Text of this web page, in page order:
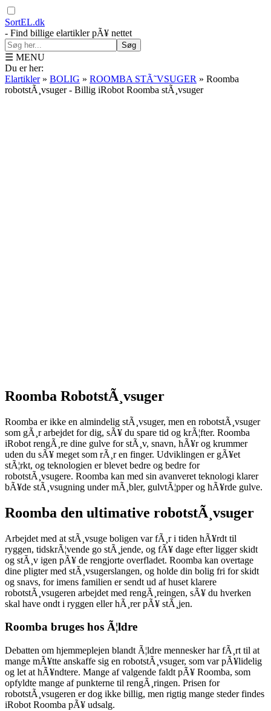
SortEL.dk
- Find billige elartikler pÃ¥ nettet
Søg
☰ MENU
Du er her:
Elartikler» BOLIG » ROOMBA STÃ˜VSUGER » Roomba
robotstÃ¸vsuger - Billig iRobot Roomba stÃ¸vsuger
Roomba RobotstÃ¸vsuger
Roomba er ikke en almindelig stÃ¸vsuger, men en robotstÃ¸vsuger
som gÃ¸r arbejdet for dig, sÃ¥ du spare tid og krÃ¦fter. Roomba
iRobot rengÃ¸re dine gulve for stÃ¸v, snavn, hÃ¥r og krummer
uden du sÃ¥ meget som rÃ¸r en finger. Udviklingen er gÃ¥et
stÃ¦rkt, og teknologien er blevet bedre og bedre for
robotstÃ¸vsugere. Roomba kan med sin avanveret teknologi klarer
bÃ¥de stÃ¸vsugning under mÃ¸bler, gulvtÃ¦pper og hÃ¥rde gulve.
Roomba den ultimative robotstÃ¸vsuger
Arbejdet med at stÃ¸vsuge boligen var fÃ¸r i tiden hÃ¥rdt til
ryggen, tidskrÃ¦vende go stÃ¸jende, og fÃ¥ dage efter ligger skidt
og stÃ¸v igen pÃ¥ de rengjorte overfladet. Roomba kan overtage
dine pligter med stÃ¸vsugerslangen, og holde din bolig fri for skidt
og snavs, for imens familien er sendt ud af huset klarere
robotstÃ¸vsugeren arbejdet med rengÃ¸reingen, sÃ¥ du hverken
skal have ondt i ryggen eller hÃ¸rer pÃ¥ stÃ¸jen.
Roomba bruges hos Ã¦ldre
Debatten om hjemmeplejen blandt Ã¦ldre mennesker har fÃ¸rt til at
mange mÃ¥tte anskaffe sig en robotstÃ¸vsuger, som var pÃ¥lidelig
og let at hÃ¥ndtere. Mange af valgende faldt pÃ¥ Roomba, som
opfyldte mange af punkterne til rengÃ¸ringen. Prisen for
robotstÃ¸vsugeren er dog ikke billig, men rigtig mange steder findes
iRobot Roomba pÃ¥ udsalg.